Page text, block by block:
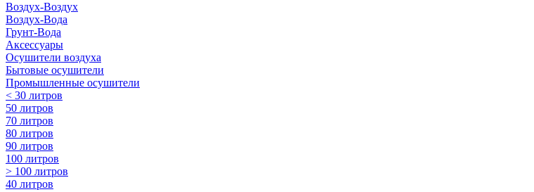
Воздух-Воздух
Воздух-Вода
Грунт-Вода
Аксессуары
Осушители воздуха
Бытовые осушители
Промышленные осушители
< 30 литров
50 литров
70 литров
80 литров
90 литров
100 литров
> 100 литров
40 литров